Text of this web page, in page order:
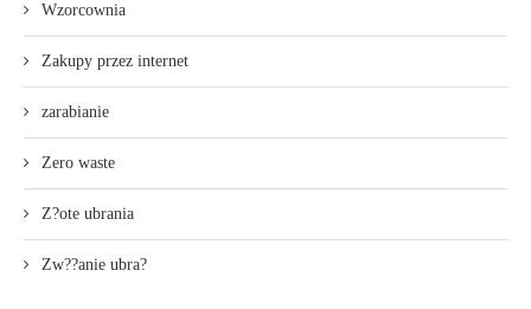
Wzorcownia
Zakupy przez internet
zarabianie
Zero waste
Z?ote ubrania
Zw??anie ubra?